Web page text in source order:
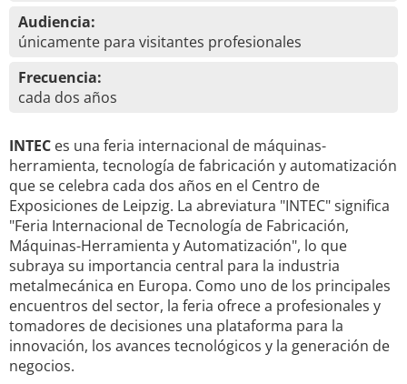
Audiencia:
únicamente para visitantes profesionales
Frecuencia:
cada dos años
INTEC es una feria internacional de máquinas-
herramienta, tecnología de fabricación y automatización
que se celebra cada dos años en el Centro de
Exposiciones de Leipzig. La abreviatura "INTEC" significa
"Feria Internacional de Tecnología de Fabricación,
Máquinas-Herramienta y Automatización", lo que
subraya su importancia central para la industria
metalmecánica en Europa. Como uno de los principales
encuentros del sector, la feria ofrece a profesionales y
tomadores de decisiones una plataforma para la
innovación, los avances tecnológicos y la generación de
negocios.